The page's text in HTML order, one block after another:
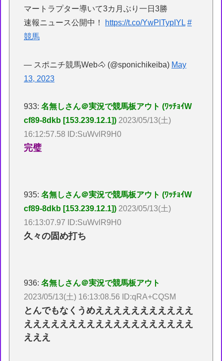
マートラプター導いて3カ月ぶり一日3勝
速報ニュース公開中！
https://t.co/YwPlTypIYL #
競馬
— スポニチ競馬Web🐴 (@sponichikeiba) May
13, 2023
933:名無しさん＠実況で競馬板アウト (ﾜｯﾁｮｲW
cf89-8dkb [153.239.12.1]) 2023/05/13(土)
16:12:57.58 ID:SuWvlR9H0
完璧
935:名無しさん＠実況で競馬板アウト (ﾜｯﾁｮｲW
cf89-8dkb [153.239.12.1]) 2023/05/13(土)
16:13:07.97 ID:SuWvlR9H0
久々の固め打ち
936:名無しさん＠実況で競馬板アウト
2023/05/13(土) 16:13:08.56 ID:qRA+CQSM
とんでもなくうめえええええええええええ
えええええええええええええええええええ
えええ